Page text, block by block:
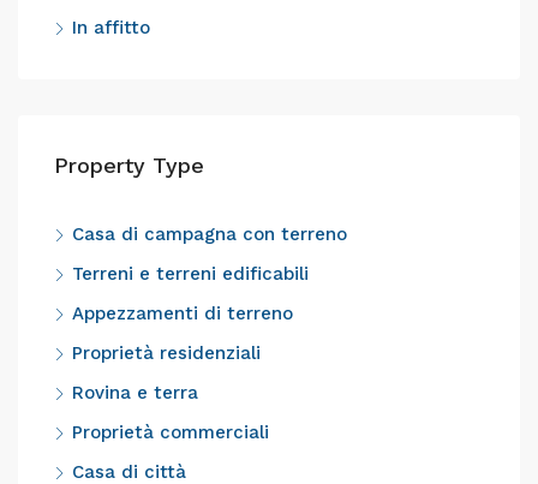
In affitto
Property Type
Casa di campagna con terreno
Terreni e terreni edificabili
Appezzamenti di terreno
Proprietà residenziali
Rovina e terra
Proprietà commerciali
Casa di città